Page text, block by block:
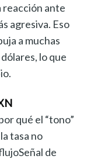
reacción ante
agresiva. Eso
a muchas
lo que
qué el “tono”
tasa no
de